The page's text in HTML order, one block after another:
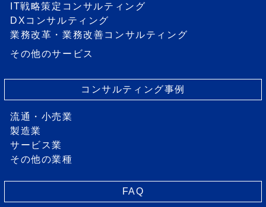
IT戦略策定コンサルティング
DXコンサルティング
業務改革・業務改善コンサルティング
その他のサービス
コンサルティング事例
流通・小売業
製造業
サービス業
その他の業種
FAQ